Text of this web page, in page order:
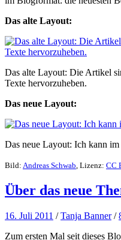
Das alte Layout:
Das alte Layout: Die Artikel
Texte hervorzuheben.
Das neue Layout:
Das neue Layout: Ich kann
Bild: Andreas Schwab , Lizenz: CC
Über das neue
16. Juli 2011 /Tanja Banner /
Zum ersten Mal seit dieses